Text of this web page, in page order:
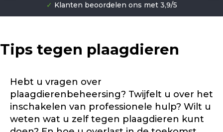
✓ Klanten beoordelen ons met 3,9/5
Tips tegen plaagdieren
Hebt u vragen over
plaagdierenbeheersing? Twijfelt u over het
inschakelen van professionele hulp? Wilt u
weten wat u zelf tegen plaagdieren kunt